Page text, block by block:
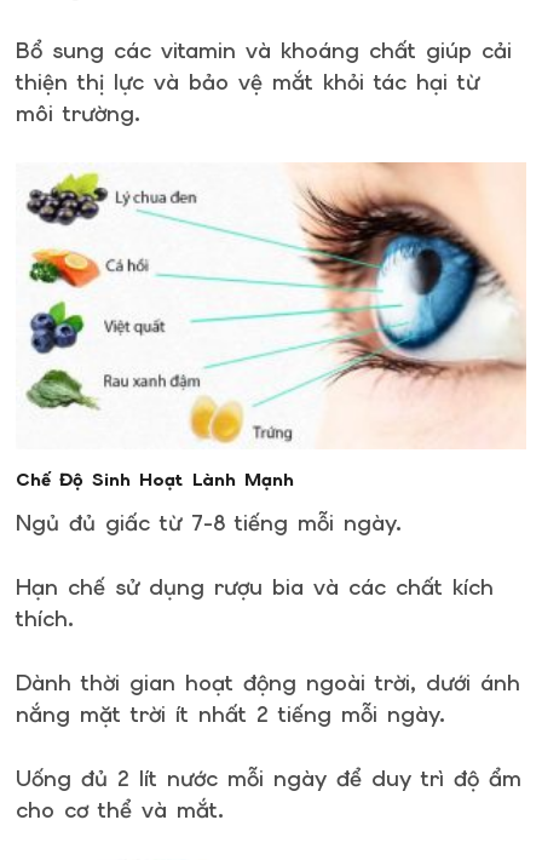
Bổ sung các vitamin và khoáng chất giúp cải
thiện thị lực và bảo vệ mắt khỏi tác hại từ
môi trường.
Chế Độ Sinh Hoạt Lành Mạnh
Ngủ đủ giấc từ 7-8 tiếng mỗi ngày.
Hạn chế sử dụng rượu bia và các chất kích
thích.
Dành thời gian hoạt động ngoài trời, dưới ánh
nắng mặt trời ít nhất 2 tiếng mỗi ngày.
Uống đủ 2 lít nước mỗi ngày để duy trì độ ẩm
cho cơ thể và mắt.